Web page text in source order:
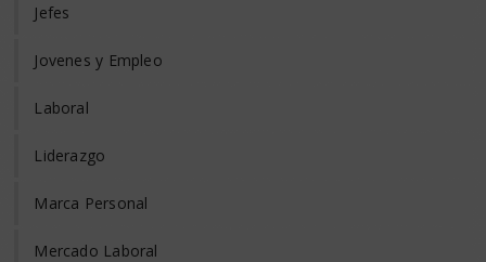
Jefes
Jovenes y Empleo
Laboral
Liderazgo
Marca Personal
Mercado Laboral